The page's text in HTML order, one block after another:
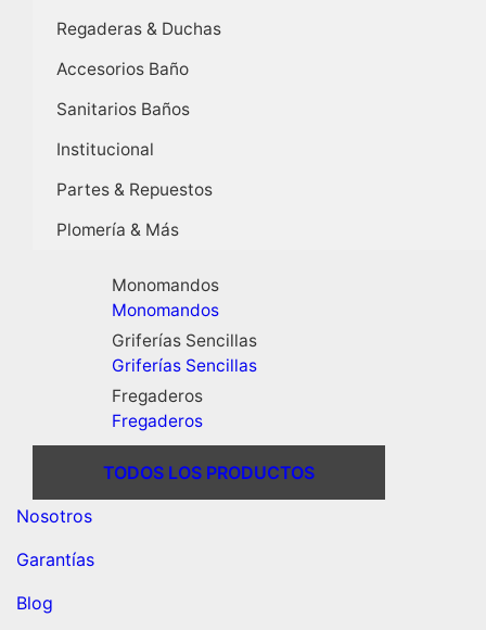
Regaderas & Duchas
Accesorios Baño
Sanitarios Baños
Institucional
Partes & Repuestos
Plomería & Más
Monomandos
Monomandos
Griferías Sencillas
Griferías Sencillas
Fregaderos
Fregaderos
TODOS LOS PRODUCTOS
Nosotros
Garantías
Blog